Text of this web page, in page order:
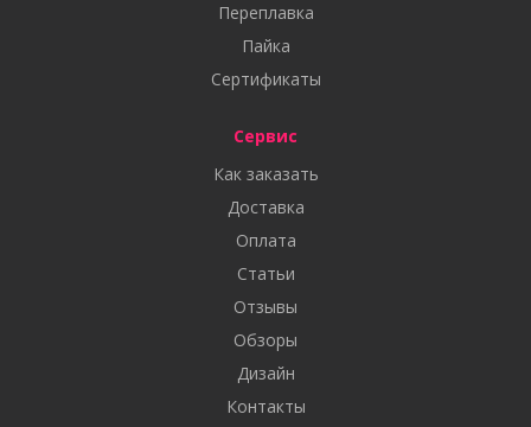
Переплавка
Пайка
Сертификаты
Сервис
Как заказать
Доставка
Оплата
Статьи
Отзывы
Обзоры
Дизайн
Контакты